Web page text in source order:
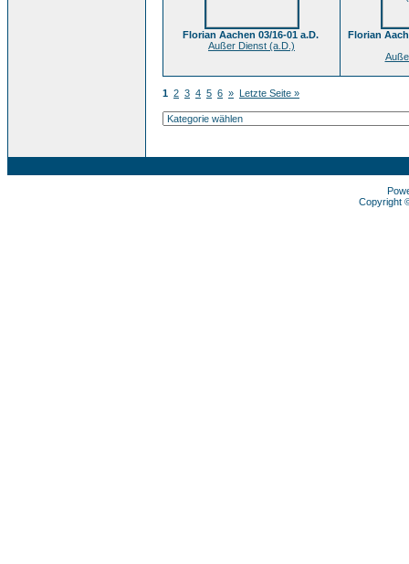
Florian Aachen 03/16-01 a.D.
Außer Dienst (a.D.)
Florian
1 2 3 4 5 6 » Letzte Seite »
Copyright